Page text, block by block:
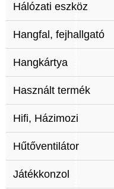
Hálózati eszköz
Hangfal, fejhallgató
Hangkártya
Használt termék
Hifi, Házimozi
Hűtőventilátor
Játékkonzol